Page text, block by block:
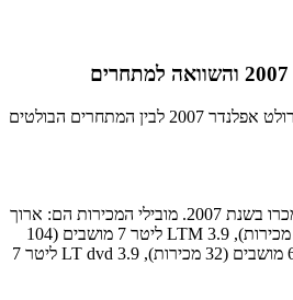
השוואת רמות הגימור של שברולט אפלנדר 2007 לבין המתחרים הבולטים
431 רכבי שברולט אפלנדר נמכרו בשנת 2007. מובילי המכירות הם: ארוך
LT 3.9 ליטר 7 מושבים (274 מכירות), LTM 3.9 ליטר 7 מושבים (104
מכירות), ארוך LT 3.9 ליטר 6 מושבים (32 מכירות), LT dvd 3.9 ליטר 7